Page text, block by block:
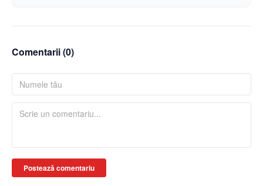
Comentarii (0)
Postează comentariu